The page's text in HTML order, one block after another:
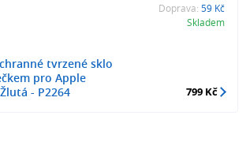
tvrzené sklo
pro Apple
- P2264
Doprava: 59 Kč
Skladem
799 Kč